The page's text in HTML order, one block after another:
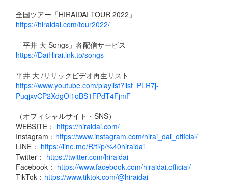
全国ツアー「HIRAIDAI TOUR 2022」
https://hiraidai.com/tour2022/
「平井 大 Songs」各配信サービス
https://DaiHirai.lnk.to/songs
平井 大 /リリックビデオ再生リスト
https://www.youtube.com/playlist?list=PLR7j-
PuqjxvCP2XdgOl1oBS1FPdT4FjmF
（オフィシャルサイト・SNS）
WEBSITE： https://hiraidai.com/
Instagram： https://www.instagram.com/hirai_dai_official/
LINE： https://line.me/R/ti/p/%40hiraidai
Twitter： https://twitter.com/hiraidai
Facebook： https://www.facebook.com/hiraidai.official/
TikTok： https://www.tiktok.com/@hiraidai